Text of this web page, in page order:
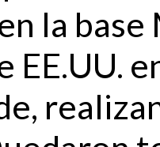
la base
EE.UU.